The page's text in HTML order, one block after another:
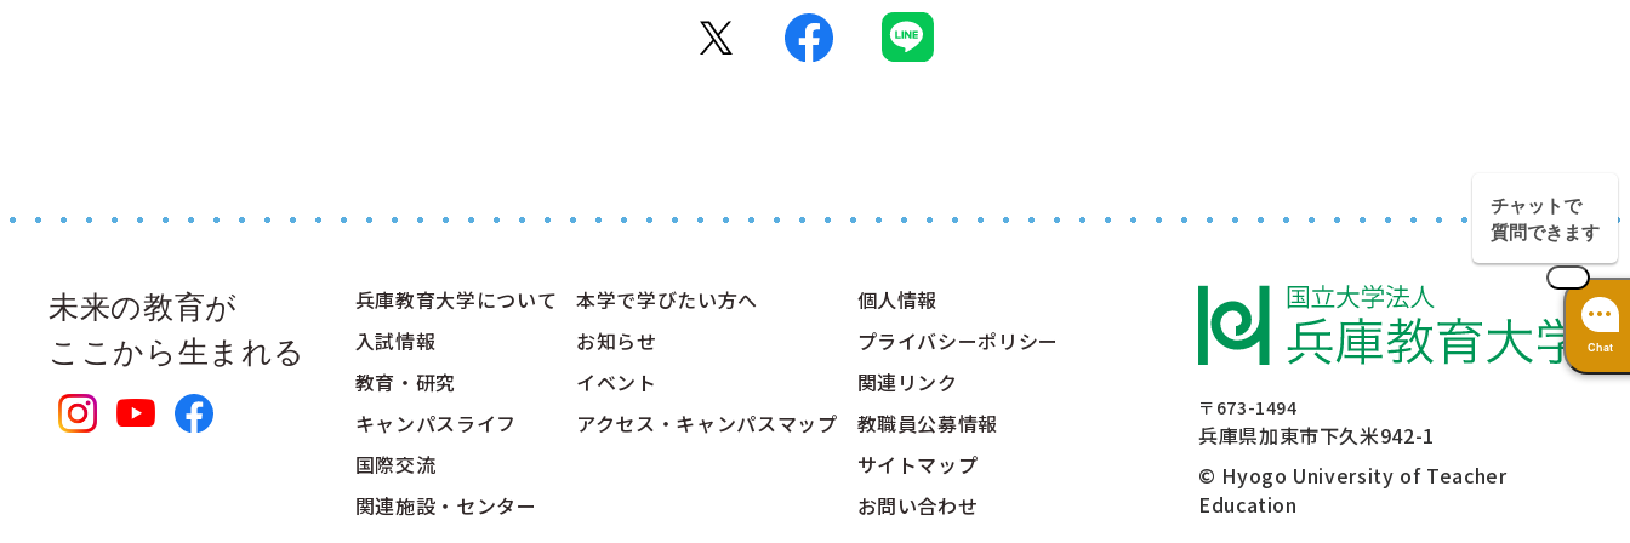
未来の教育が
ここから生まれる
兵庫教育大学について
入試情報
教育・研究
キャンパスライフ
国際交流
関連施設・センター
本学で学びたい方へ
お知らせ
イベント
アクセス・キャンパスマップ
個人情報
プライバシーポリシー
関連リンク
教職員公募情報
サイトマップ
お問い合わせ
〒673-1494
兵庫県加東市下久米942-1
© Hyogo University of Teacher
Education
チャットで
質問できます
Chat